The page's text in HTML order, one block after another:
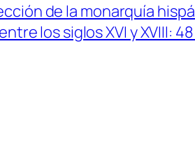
de la monarquía
los siglos XVI y XVIII: